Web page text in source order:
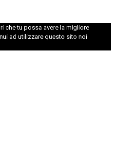
che tu possa avere la migliore
ad utilizzare questo sito noi